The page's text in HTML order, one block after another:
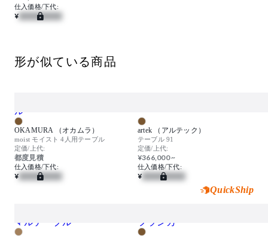
仕入価格/下代:
¥
形が似ている商品
OKAMURA （オカムラ）
moist モイスト 4人用テーブル
定価/上代:
都度見積
仕入価格/下代:
¥
artek （アルテック）
テーブル 91
定価/上代:
¥366,000 ~
仕入価格/下代:
¥
QuickShip